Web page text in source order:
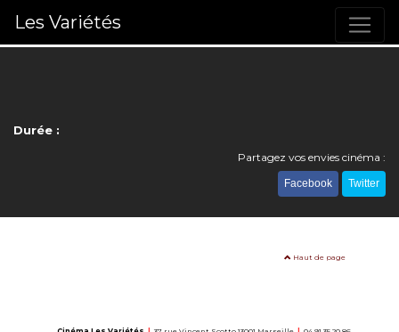
Les Variétés
Durée :
Partagez vos envies cinéma :
Facebook Twitter
Haut de page